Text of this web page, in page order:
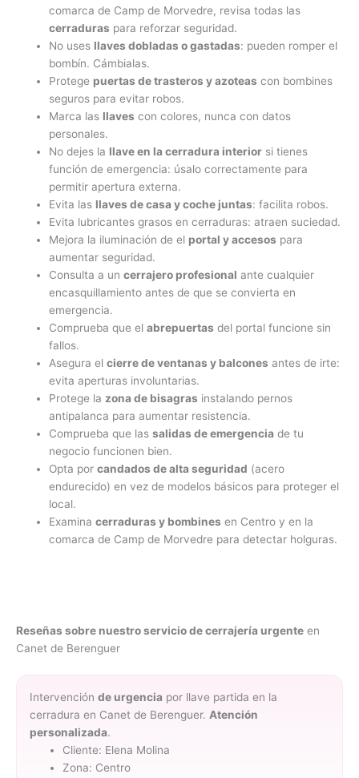
comarca de Camp de Morvedre, revisa todas las
cerraduras para reforzar seguridad.
No uses llaves dobladas o gastadas: pueden romper el
bombín. Cámbialas.
Protege puertas de trasteros y azoteas con bombines
seguros para evitar robos.
Marca las llaves con colores, nunca con datos
personales.
No dejes la llave en la cerradura interior si tienes
función de emergencia: úsalo correctamente para
permitir apertura externa.
Evita las llaves de casa y coche juntas: facilita robos.
Evita lubricantes grasos en cerraduras: atraen suciedad.
Mejora la iluminación de el portal y accesos para
aumentar seguridad.
Consulta a uncerrajero profesional ante cualquier
encasquillamiento antes de que se convierta en
emergencia.
Comprueba que elabrepuertas del portal funcione sin
fallos.
Asegura elcierre de ventanas y balcones antes de irte:
evita aperturas involuntarias.
Protege la zona de bisagras instalando pernos
antipalanca para aumentar resistencia.
Comprueba que lassalidas de emergencia de tu
negocio funcionen bien.
Opta porcandados de alta seguridad (acero
endurecido) en vez de modelos básicos para proteger el
local.
Examinacerraduras y bombines en Centro y en la
comarca de Camp de Morvedre para detectar holguras.
Reseñas sobre nuestro servicio de cerrajería urgente en
Canet de Berenguer
Intervención de urgencia por llave partida en la
cerradura en Canet de Berenguer. Atención
personalizada.
Cliente: Elena Molina
Zona: Centro